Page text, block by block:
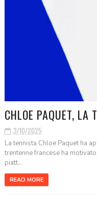
CHLOE PAQUET, LA
3/10/2025
La tennista Chloe Paquet ha
trentenne francese ha
piatt...
READ MORE